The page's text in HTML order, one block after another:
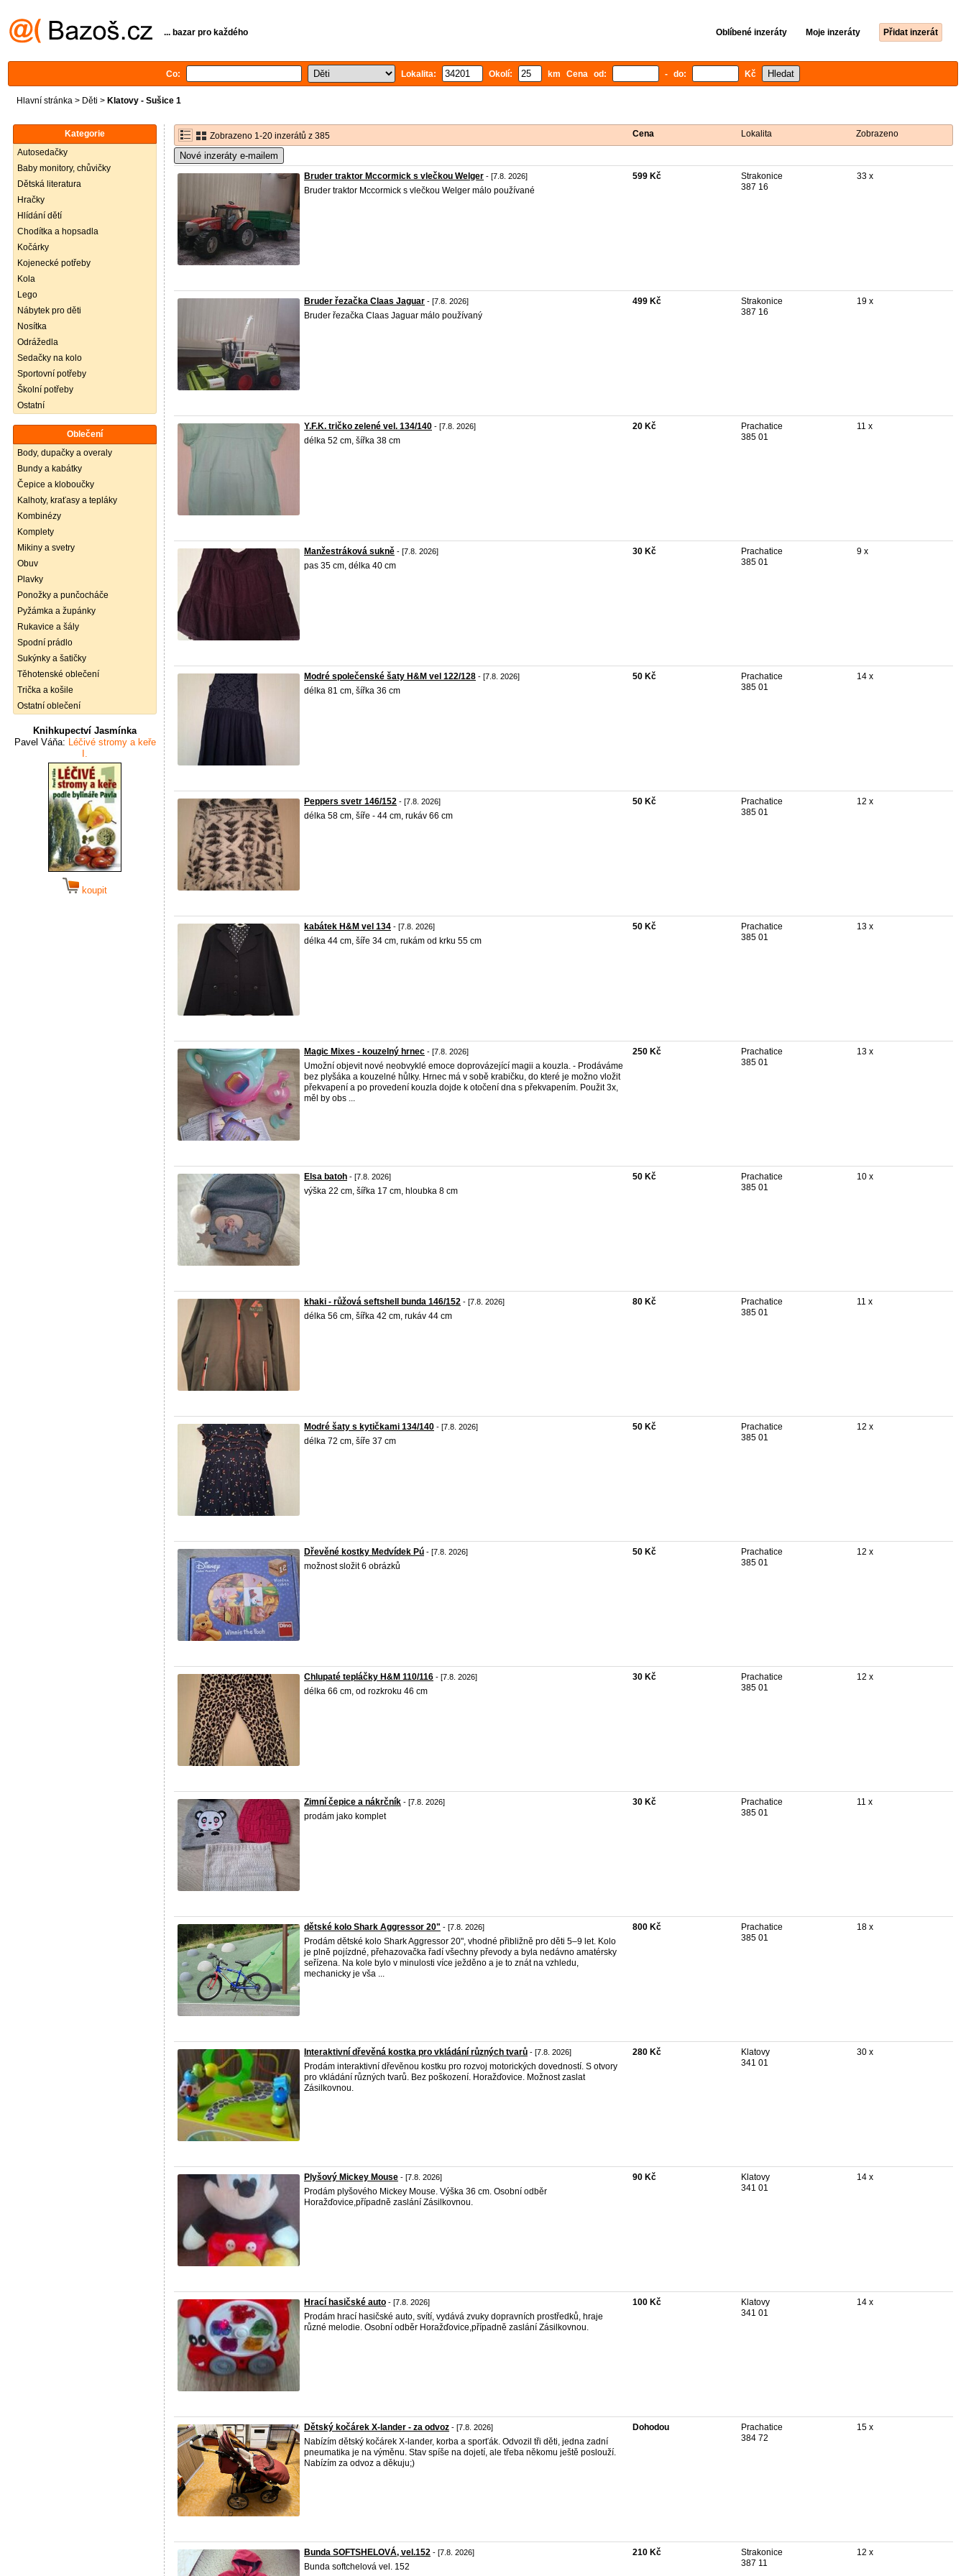
... bazar pro každého Oblíbené inzeráty Moje inzeráty Přidat inzerát
Co: Lokalita: Okolí: km Cena od: - do: Kč
Hlavní stránka > Děti > Klatovy - Sušice 1
Kategorie
Autosedačky
Baby monitory, chůvičky
Dětská literatura
Hračky
Hlídání dětí
Chodítka a hopsadla
Kočárky
Kojenecké potřeby
Kola
Lego
Nábytek pro děti
Nosítka
Odrážedla
Sedačky na kolo
Sportovní potřeby
Školní potřeby
Ostatní
Oblečení
Body, dupačky a overaly
Bundy a kabátky
Čepice a kloboučky
Kalhoty, kraťasy a tepláky
Kombinézy
Komplety
Mikiny a svetry
Obuv
Plavky
Ponožky a punčocháče
Pyžámka a župánky
Rukavice a šály
Spodní prádlo
Sukýnky a šatičky
Těhotenské oblečení
Trička a košile
Ostatní oblečení
Knihkupectví Jasmínka
Pavel Váňa: Léčivé stromy a keře
I.
koupit
Zobrazeno 1-20 inzerátů z 385 Cena Lokalita Zobrazeno
Nové inzeráty e-mailem
Bruder traktor Mccormick s vlečkou Welger - [7.8. 2026]
Bruder traktor Mccormick s vlečkou Welger málo používané
599 Kč
Strakonice
387 16
33 x
Bruder řezačka Claas Jaguar - [7.8. 2026]
Bruder řezačka Claas Jaguar málo používaný
499 Kč
Strakonice
387 16
19 x
Y.F.K. tričko zelené vel. 134/140 - [7.8. 2026]
délka 52 cm, šířka 38 cm
20 Kč
Prachatice
385 01
11 x
Manžestráková sukně - [7.8. 2026]
pas 35 cm, délka 40 cm
30 Kč
Prachatice
385 01
9 x
Modré společenské šaty H&M vel 122/128 - [7.8. 2026]
délka 81 cm, šířka 36 cm
50 Kč
Prachatice
385 01
14 x
Peppers svetr 146/152 - [7.8. 2026]
délka 58 cm, šíře - 44 cm, rukáv 66 cm
50 Kč
Prachatice
385 01
12 x
kabátek H&M vel 134 - [7.8. 2026]
délka 44 cm, šíře 34 cm, rukám od krku 55 cm
50 Kč
Prachatice
385 01
13 x
Magic Mixes - kouzelný hrnec - [7.8. 2026]
Umožní objevit nové neobvyklé emoce doprovázející magii a kouzla. - Prodáváme
bez plyšáka a kouzelné hůlky. Hrnec má v sobě krabičku, do které je možno vložit
překvapení a po provedení kouzla dojde k otočení dna s překvapením. Použit 3x,
měl by obs ...
250 Kč
Prachatice
385 01
13 x
Elsa batoh - [7.8. 2026]
výška 22 cm, šířka 17 cm, hloubka 8 cm
50 Kč
Prachatice
385 01
10 x
khaki - růžová seftshell bunda 146/152 - [7.8. 2026]
délka 56 cm, šířka 42 cm, rukáv 44 cm
80 Kč
Prachatice
385 01
11 x
Modré šaty s kytičkami 134/140 - [7.8. 2026]
délka 72 cm, šíře 37 cm
50 Kč
Prachatice
385 01
12 x
Dřevěné kostky Medvídek Pú - [7.8. 2026]
možnost složit 6 obrázků
50 Kč
Prachatice
385 01
12 x
Chlupaté tepláčky H&M 110/116 - [7.8. 2026]
délka 66 cm, od rozkroku 46 cm
30 Kč
Prachatice
385 01
12 x
Zimní čepice a nákrčník - [7.8. 2026]
prodám jako komplet
30 Kč
Prachatice
385 01
11 x
dětské kolo Shark Aggressor 20" - [7.8. 2026]
Prodám dětské kolo Shark Aggressor 20", vhodné přibližně pro děti 5–9 let. Kolo
je plně pojízdné, přehazovačka řadí všechny převody a byla nedávno amatérsky
seřízena. Na kole bylo v minulosti více ježděno a je to znát na vzhledu,
mechanicky je vša ...
800 Kč
Prachatice
385 01
18 x
Interaktivní dřevěná kostka pro vkládání různých tvarů - [7.8. 2026]
Prodám interaktivní dřevěnou kostku pro rozvoj motorických dovedností. S otvory
pro vkládání různých tvarů. Bez poškození. Horažďovice. Možnost zaslat
Zásilkovnou.
280 Kč
Klatovy
341 01
30 x
Plyšový Mickey Mouse - [7.8. 2026]
Prodám plyšového Mickey Mouse. Výška 36 cm. Osobní odběr
Horažďovice,případně zaslání Zásilkovnou.
90 Kč
Klatovy
341 01
14 x
Hrací hasičské auto - [7.8. 2026]
Prodám hrací hasičské auto, svítí, vydává zvuky dopravních prostředků, hraje
různé melodie. Osobní odběr Horažďovice,případně zaslání Zásilkovnou.
100 Kč
Klatovy
341 01
14 x
Dětský kočárek X-lander - za odvoz - [7.8. 2026]
Nabízím dětský kočárek X-lander, korba a sporťák. Odvozil tři děti, jedna zadní
pneumatika je na výměnu. Stav spíše na dojetí, ale třeba někomu ještě poslouží.
Nabízím za odvoz a děkuju;)
Dohodou
Prachatice
384 72
15 x
Bunda SOFTSHELOVÁ, vel.152 - [7.8. 2026]
Bunda softchelová vel. 152
210 Kč
Strakonice
387 11
12 x